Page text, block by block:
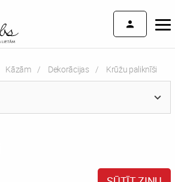
Kāzām Dekorācijas Current:
Krūžu paliknīši